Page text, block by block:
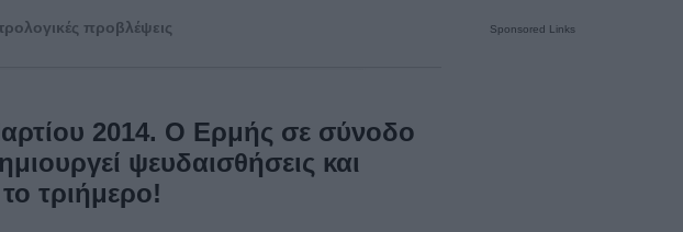
προβλέψεις
2014. Ο Ερμής σε σύνοδο
ψευδαισθήσεις και
τριήμερο!
Sponsored Links